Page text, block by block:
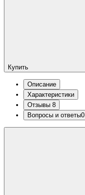
Купить
Описание
Характеристики
Отзывы 8
Вопросы и ответы0